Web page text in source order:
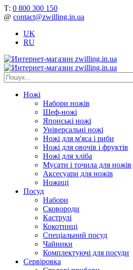
Т: 0 800 300 150
@ contact@zwilling.in.ua
UK
RU
Ножі
Набори ножів
Шеф-ножі
Японські ножі
Універсальні ножі
Ножі для м'яса і риби
Ножі для овочів і фруктів
Ножі для хліба
Мусати і точила для ножів
Аксесуари для ножів
Ножиці
Посуд
Набори
Сковороди
Каструлі
Кокотниці
Cпеціальний посуд
Чайники
Комплектуючі для посуди
Сервіровка